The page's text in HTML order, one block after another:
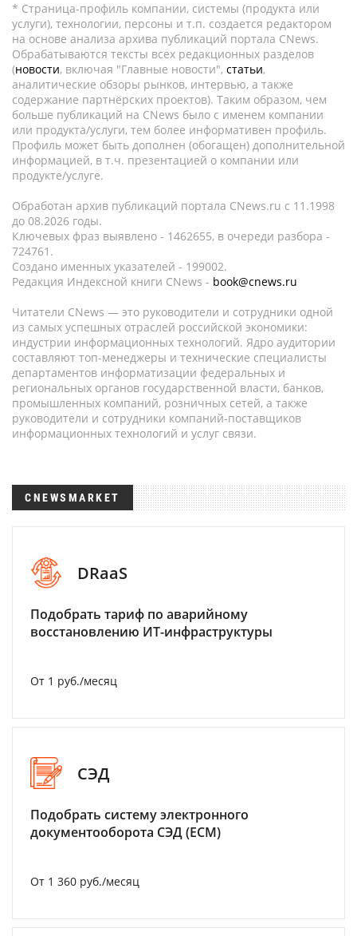
* Страница-профиль компании, системы (продукта или
услуги), технологии, персоны и т.п. создается редактором
на основе анализа архива публикаций портала CNews.
Обрабатываются тексты всех редакционных разделов
(новости, включая "Главные новости", статьи,
аналитические обзоры рынков, интервью, а также
содержание партнёрских проектов). Таким образом, чем
больше публикаций на CNews было с именем компании
или продукта/услуги, тем более информативен профиль.
Профиль может быть дополнен (обогащен) дополнительной
информацией, в т.ч. презентацией о компании или
продукте/услуге.
Обработан архив публикаций портала CNews.ru c 11.1998
до 08.2026 годы.
Ключевых фраз выявлено - 1462655, в очереди разбора -
724761.
Создано именных указателей - 199002.
Редакция Индексной книги CNews - book@cnews.ru
Читатели CNews — это руководители и сотрудники одной
из самых успешных отраслей российской экономики:
индустрии информационных технологий. Ядро аудитории
составляют топ-менеджеры и технические специалисты
департаментов информатизации федеральных и
региональных органов государственной власти, банков,
промышленных компаний, розничных сетей, а также
руководители и сотрудники компаний-поставщиков
информационных технологий и услуг связи.
CNEWSMARKET
DRaaS
Подобрать тариф по аварийному
восстановлению ИТ-инфраструктуры
От 1 руб./месяц
СЭД
Подобрать систему электронного
документооборота СЭД (ECM)
От 1 360 руб./месяц